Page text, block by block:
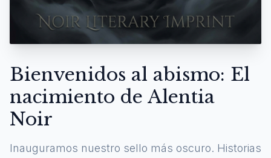
Bienvenidos al abismo: El
nacimiento de Alentia
Noir
Inauguramos nuestro sello más oscuro. Historias